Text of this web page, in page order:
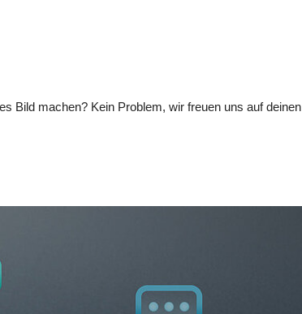
Bild machen? Kein Problem, wir freuen uns auf deinen